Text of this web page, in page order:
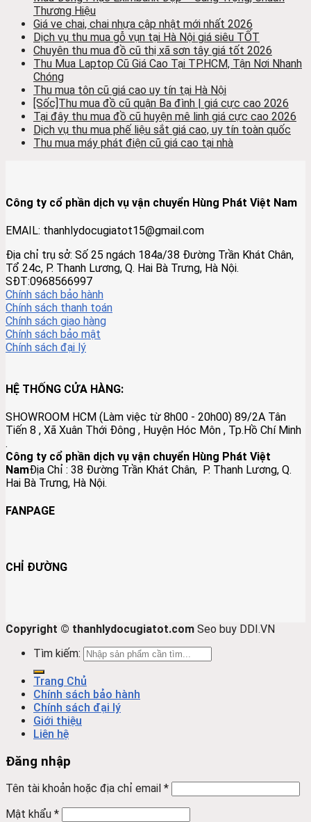
Thương Hiệu
Giá ve chai, chai nhựa cập nhật mới nhất 2026
Dịch vụ thu mua gỗ vụn tại Hà Nội giá siêu TỐT
Chuyên thu mua đồ cũ thị xã sơn tây giá tốt 2026
Thu Mua Laptop Cũ Giá Cao Tại TP.HCM, Tận Nơi Nhanh
Chóng
Thu mua tôn cũ giá cao uy tín tại Hà Nội
[Sốc]Thu mua đồ cũ quận Ba đình | giá cực cao 2026
Tại đây thu mua đồ cũ huyện mê linh giá cực cao 2026
Dịch vụ thu mua phế liệu sắt giá cao, uy tín toàn quốc
Thu mua máy phát điện cũ giá cao tại nhà
Công ty cổ phần dịch vụ vận chuyển Hùng Phát Việt Nam
EMAIL: thanhlydocugiatot15@gmail.com
Địa chỉ trụ sở: Số 25 ngách 184a/38 Đường Trần Khát Chân,
Tổ 24c, P. Thanh Lương, Q. Hai Bà Trưng, Hà Nội.
SĐT:0968566997
Chính sách bảo hành
Chính sách thanh toán
Chính sách giao hàng
Chính sách bảo mật
Chính sách đại lý
HỆ THỐNG CỬA HÀNG:
SHOWROOM HCM (Làm việc từ 8h00 - 20h00) 89/2A Tân
Tiến 8 , Xã Xuân Thới Đông , Huyện Hóc Môn , Tp.Hồ Chí Minh
.
Công ty cổ phần dịch vụ vận chuyển Hùng Phát Việt
NamĐịa Chỉ : 38 Đường Trần Khát Chân, P. Thanh Lương, Q.
Hai Bà Trưng, Hà Nội.
FANPAGE
CHỈ ĐƯỜNG
Copyright © thanhlydocugiatot.com Seo buy DDI.VN
Tìm kiếm:
Trang Chủ
Chính sách bảo hành
Chính sách đại lý
Giới thiệu
Liên hệ
Đăng nhập
Tên tài khoản hoặc địa chỉ email *
Mật khẩu *